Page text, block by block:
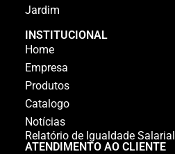
Jardim
INSTITUCIONAL
Home
Empresa
Produtos
Catalogo
Notícias
Relatório de Igualdade Salarial
ATENDIMENTO AO CLIENTE